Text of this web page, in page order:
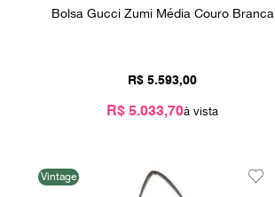
Bolsa Gucci Zumi Média Couro Branca
R$ 5.593,00
R$ 5.033,70
Vintage